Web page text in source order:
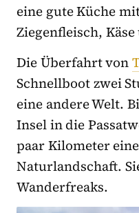
eine gute Küche
Ziegenfleisch,
Die Überfahrt von
Schnellboot zwei
eine andere Welt.
Insel in die
paar Kilometer
Naturlandschaft.
Wanderfreaks.